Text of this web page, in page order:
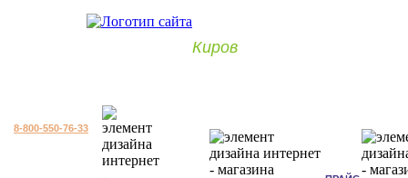
Киров
8-800-550-76-33